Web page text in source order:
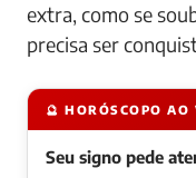
extra, como se
precisa ser
🔮 HORÓSCOPO AO
Seu signo pede